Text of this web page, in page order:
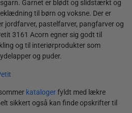
Garnet er blødt og slidstærkt og
til børn og voksne. Der er
jordfarver, pastelfarver, pangfarver og
3161 Acorn egner sig godt til
og til interiørprodukter som
og puder.
katalogerfyldt med lækre
sikkert også kan finde opskrifter til